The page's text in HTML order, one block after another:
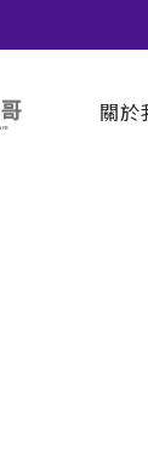
關於